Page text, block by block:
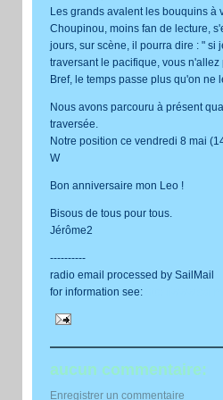
Les grands avalent les bouquins
Choupinou, moins fan de lecture,
jours, sur scène, il pourra dire : " si
traversant le pacifique, vous n'allez
Bref, le temps passe plus qu'on ne
Nous avons parcouru à présent
traversée.
Notre position ce vendredi 8 mai
W
Bon anniversaire mon Leo !
Bisous de tous pour tous.
Jérôme2
----------
radio email processed by SailMail
for information see:
aucun commentaire:
Enregistrer un commentaire